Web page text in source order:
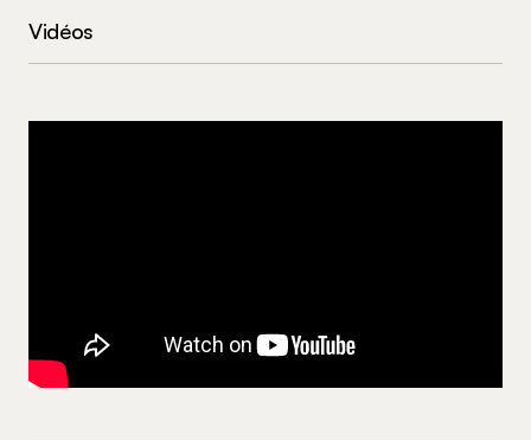
Vidéos